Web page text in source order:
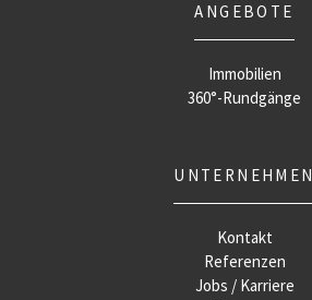
ANGEBOTE
Immobilien
360°-Rundgänge
UNTERNEHMEN
Kontakt
Referenzen
Jobs / Karriere